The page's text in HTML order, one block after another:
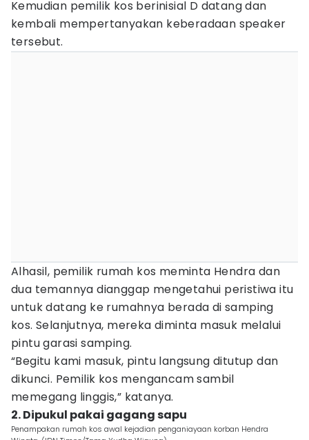
Kemudian pemilik kos berinisial D datang dan
kembali mempertanyakan keberadaan speaker
tersebut.
Alhasil, pemilik rumah kos meminta Hendra dan
dua temannya dianggap mengetahui peristiwa itu
untuk datang ke rumahnya berada di samping
kos. Selanjutnya, mereka diminta masuk melalui
pintu garasi samping.
“Begitu kami masuk, pintu langsung ditutup dan
dikunci. Pemilik kos mengancam sambil
memegang linggis,” katanya.
2. Dipukul pakai gagang sapu
Penampakan rumah kos awal kejadian penganiayaan korban Hendra